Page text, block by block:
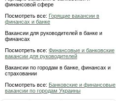
финансовой сфере
Посмотреть все: Горящие вакансии в
финансах и банке
Вакансии для руководителей в банке и
финансах
Посмотреть все: Финансовые и банковские
вакансии для руководителей
Вакансии по городам в банке, финансах и
страховании
Посмотреть все: Банковские и финансовые
вакансии по городам Украины